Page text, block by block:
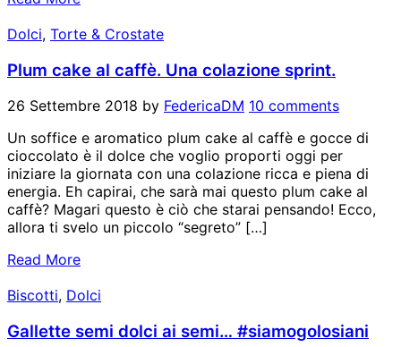
Dolci, Torte & Crostate
Plum cake al caffè. Una colazione sprint.
26 Settembre 2018 by FedericaDM 10 comments
Un soffice e aromatico plum cake al caffè e gocce di
cioccolato è il dolce che voglio proporti oggi per
iniziare la giornata con una colazione ricca e piena di
energia. Eh capirai, che sarà mai questo plum cake al
caffè? Magari questo è ciò che starai pensando! Ecco,
allora ti svelo un piccolo “segreto” […]
Read More
Biscotti, Dolci
Gallette semi dolci ai semi… #siamogolosiani